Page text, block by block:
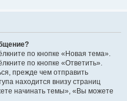
по кнопке «Новая тема».
по кнопке «Ответить».
прежде чем отправить
находится внизу страниц
начинать темы», «Вы можете